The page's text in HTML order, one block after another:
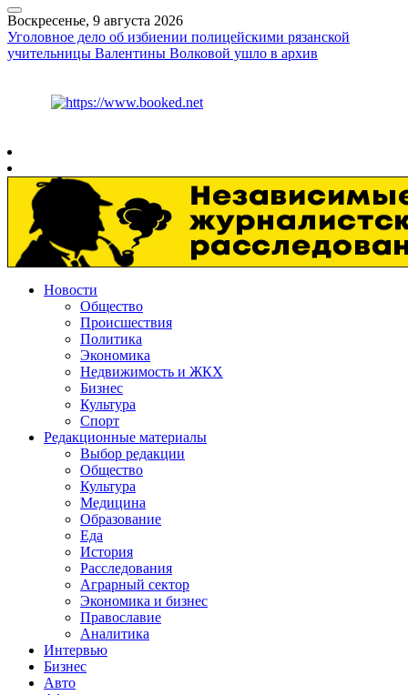
Воскресенье, 9 августа 2026
Уголовное дело об избиении полицейскими рязанской
учительницы Валентины Волковой ушло в архив
Новости
Общество
Происшествия
Политика
Экономика
Недвижимость и ЖКХ
Бизнес
Культура
Спорт
Редакционные материалы
Выбор редакции
Общество
Культура
Медицина
Образование
Еда
История
Расследования
Аграрный сектор
Экономика и бизнес
Православие
Аналитика
Интервью
Бизнес
Авто